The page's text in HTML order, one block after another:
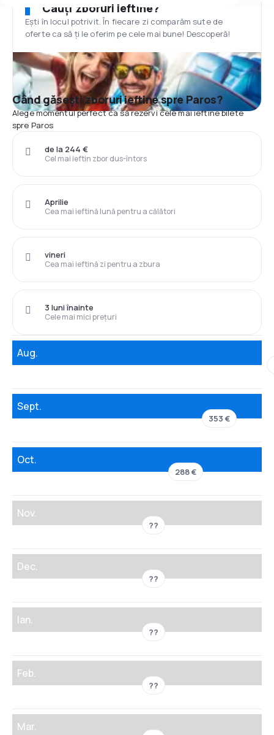
Cauți zboruri ieftine?
Ești în locul potrivit. În fiecare zi comparăm sute de
oferte ca să ți le oferim pe cele mai bune! Descoperă!
Când găsești zboruri ieftine spre Paros?
Alege momentul perfect ca să rezervi cele mai ieftine bilete
spre Paros
Cel mai ieftin zbor dus-întors
de la 244 €
Cea mai ieftină lună pentru a călători
Aprilie
Cea mai ieftină zi pentru a zbura
vineri
Cele mai mici prețuri
3 luni înainte
Aug.
Sept.
353 €
Oct.
288 €
Nov.
??
Dec.
??
Ian.
??
Feb.
??
Mar.